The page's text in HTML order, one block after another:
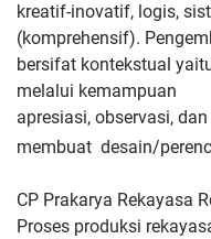
kreatif-inovatif, logis,
(komprehensif).
bersifat kontekstual
melalui kemampuan
apresiasi, observasi,
membuat desain/
CP Prakarya Rekayasa
Proses produksi